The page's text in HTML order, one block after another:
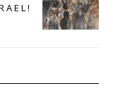
A E L !